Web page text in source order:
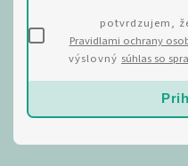
potvrdzujem,
Pravidlami ochrany
výslovný súhlas so